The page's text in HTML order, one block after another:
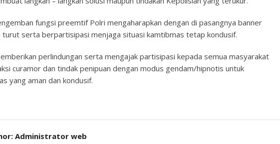
fungsi preemtif Polri mengaharapkan dengan di pasangnya banner
turut serta berpartisipasi menjaga situasi kamtibmas tetap kondusif.
perlindungan serta mengajak partisipasi kepada semua masyarakat
curamor dan tindak penipuan dengan modus gendam/hipnotis untuk
yang aman dan kondusif.
Administrator web